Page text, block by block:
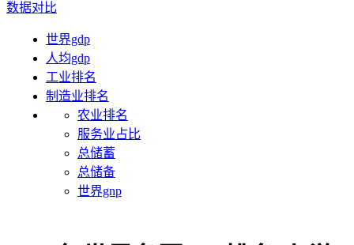
数据对比
世界gdp
人均gdp
工业排名
制造业排名
农业排名
服务业占比
总储蓄
总储备
世界gnp